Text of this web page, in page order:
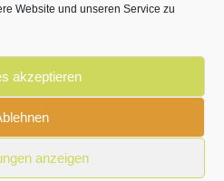
Website und unseren Service zu
akzeptieren
anzeigen
– Alle Rechte vorbehalten